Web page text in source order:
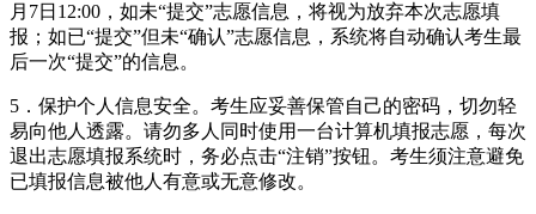
月7日12:00，如未“提交”志愿信息，将视为放弃本次志愿填
报；如已“提交”但未“确认”志愿信息，系统将自动确认考生最
后一次“提交”的信息。
5．保护个人信息安全。考生应妥善保管自己的密码，切勿轻
易向他人透露。请勿多人同时使用一台计算机填报志愿，每次
退出志愿填报系统时，务必点击“注销”按钮。考生须注意避免
已填报信息被他人有意或无意修改。